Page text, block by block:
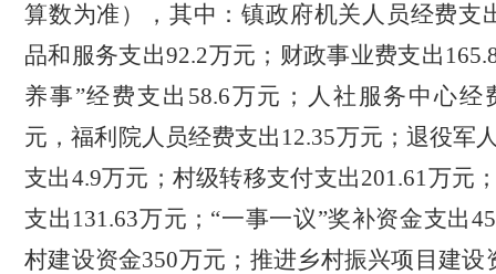
算数为准），其中：镇政府机关人员经费支
品和服务支出92.2万元；财政事业费支出
养事”经费支出58.6万元；人社服务中心经
元，福利院人员经费支出12.35万元；退役军
支出4.9万元；村级转移支付支出201.61万元
支出131.63万元；“一事一议”奖补资金支出
村建设资金350万元；推进乡村振兴项目建设